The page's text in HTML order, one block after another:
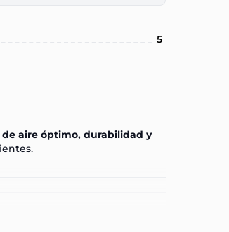
5
aire óptimo, durabilidad y